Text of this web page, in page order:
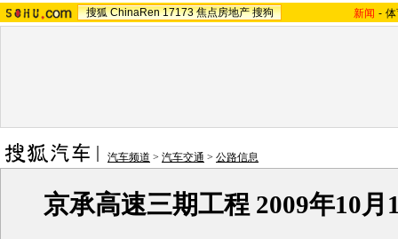
搜狐 ChinaRen 17173 焦点房地产 搜狗 新闻 -
汽车频道 > 汽车交通 > 公路信息
京承高速三期工程 2009年10月